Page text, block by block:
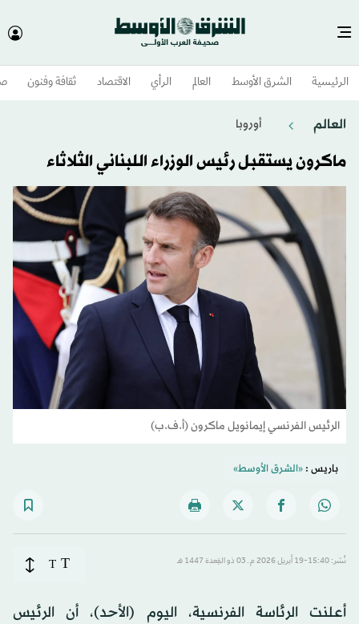
الرئيسية الشرق الأوسط​ العالم الرأي الاقتصاد ثقافة وفنون
العالم أوروبا
ماكرون يستقبل رئيس الوزراء اللبناني الثلاثاء
الرئيس الفرنسي إيمانويل ماكرون (أ.ف.ب)
باريس :«الشرق الأوسط»
نُشر: 15:40-19 أبريل 2026 م ـ 03 ذو القِعدة 1447 هـ T
T
أعلنت الرئاسة الفرنسية، اليوم (الأحد)، أن الرئيس